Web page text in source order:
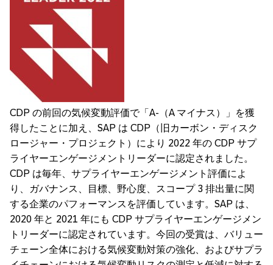
CDP の前回の気候変動評価で「A-（A マイナス）」を獲
得したことに加え、SAP は CDP（旧カーボン・ディスク
ロージャー・プロジェクト）により 2022 年の CDP サプ
ライヤーエンゲージメントリーダーに認定されました。
CDP は毎年、サプライヤーエンゲージメント評価によ
り、ガバナンス、目標、野心度、スコープ 3 排出量に関
する企業のパフォーマンスを評価しています。SAP は、
2020 年と 2021 年にも CDP サプライヤーエンゲージメン
トリーダーに認定されています。今回の受賞は、バリュー
チェーン全体における気候変動対策の強化、およびサプラ